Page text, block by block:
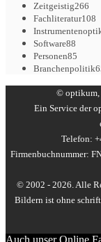
Zeitgeistig266
Fachliteratur108
Software88
Personen85
Branchenpolitik
© optikum,
Ein Service der
Telefon:
Firmenbuchnummer:
© 2002 - 2026. Alle
Bildern ist ohne
Auch unser Online